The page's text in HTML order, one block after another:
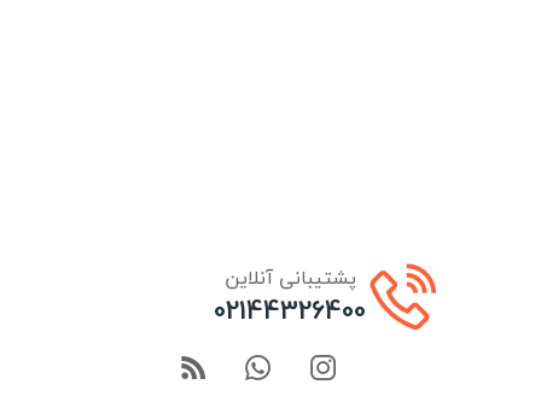
پشتیبانی آنلاین
02144326400